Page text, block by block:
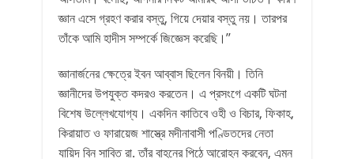
জ্ঞান এসে গ্রহণ করার বস্তু, গিয়ে দেয়ার বস্তু নয়। তারপর
তাঁকে আমি হাদীস সম্পর্কে জিজ্ঞেস করেছি।’’
জ্ঞানার্জনের ক্ষেত্রে ইবন আব্বাস ছিলেন বিনয়ী। তিনি
জ্ঞানীদের উপযুক্ত কদরও করতেন। এ প্রসংগে একটি ঘটনা
বিশেষ উল্লেখযোগ্য। একদিন কাতিবে ওহী ও বিচার, ফিকাহ,
কিরায়াত ও ফারায়েজ শাস্ত্রে মদীনাবাসী পণ্ডিতদের নেতা
যায়িদ বিন সাবিত রা. তাঁর বাহনের পিঠে আরোহন করবেন, এমন